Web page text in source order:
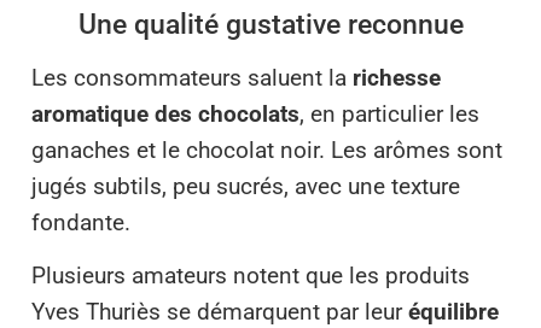
Une qualité gustative reconnue
Les consommateurs saluent la richesse
aromatique des chocolats, en particulier les
ganaches et le chocolat noir. Les arômes sont
jugés subtils, peu sucrés, avec une texture
fondante.
Plusieurs amateurs notent que les produits
Yves Thuriès se démarquent par leuréquilibre